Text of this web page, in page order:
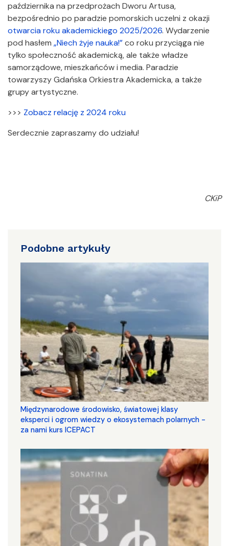
października na przedprożach Dworu Artusa,
bezpośrednio po paradzie pomorskich uczelni z okazji
otwarcia roku akademickiego 2025/2026. Wydarzenie
pod hasłem „Niech żyje nauka!”co roku przyciąga nie
tylko społeczność akademicką, ale także władze
samorządowe, mieszkańców i media. Paradzie
towarzyszy Gdańska Orkiestra Akademicka, a także
grupy artystyczne.
>>> Zobacz relację z 2024 roku
Serdecznie zapraszamy do udziału!
CKiP
Podobne artykuły
Międzynarodowe środowisko, światowej klasy
eksperci i ogrom wiedzy o ekosystemach polarnych -
za nami kurs ICEPACT